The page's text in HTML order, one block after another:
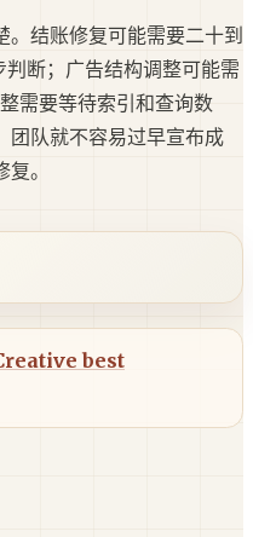
结账修复可能需要二十到
断；广告结构调整可能需
需要等待索引和查询数
团队就不容易过早宣布成
。
best